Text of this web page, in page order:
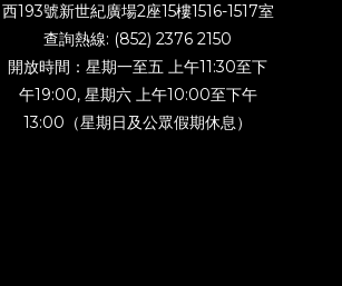
西193號新世紀廣場2座15樓1516-1517室
查詢熱線: (852) 2376 2150
開放時間：星期一至五 上午11:30至下
午19:00, 星期六 上午10:00至下午
13:00（星期日及公眾假期休息）